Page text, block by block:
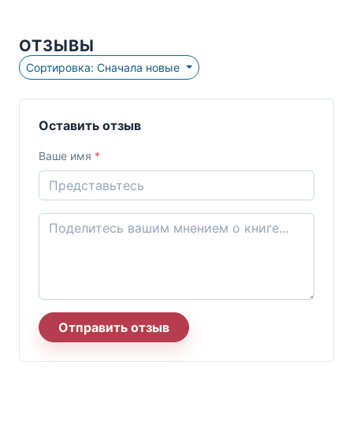
ОТЗЫВЫ
Сортировка: Сначала новые
Оставить отзыв
Ваше имя *
Отправить отзыв